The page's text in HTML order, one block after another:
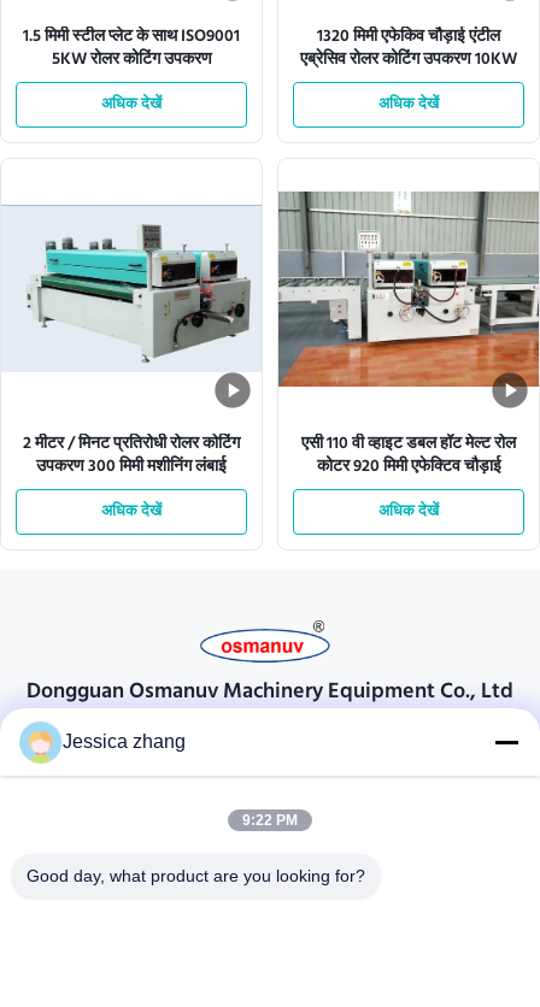
1.5 मिमी स्टील प्लेट के साथ ISO9001
5KW रोलर कोटिंग उपकरण
अधिक देखें
1320 मिमी एफेकिव चौड़ाई एंटील
एब्रेसिव रोलर कोटिंग उपकरण 10KW
अधिक देखें
2 मीटर / मिनट प्रतिरोधी रोलर कोटिंग
उपकरण 300 मिमी मशीनिंग लंबाई
अधिक देखें
एसी 110 वी व्हाइट डबल हॉट मेल्ट रोल
कोटर 920 मिमी एफेक्टिव चौड़ाई
अधिक देखें
Dongguan Osmanuv Machinery Equipment Co., Ltd
Dongguan Osmanuv मशीनरी उपकरण कं, लिमिटेड
28 दूसरा औद्योगिक, लियू चोंग वी, वानजियांग, डोंगगुआन, ग्वांगडोंग, चीन
86-769 -88125248
Jessica zhang
9:22 PM
Good day, what product are you looking for?